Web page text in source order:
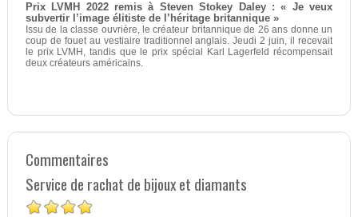
Prix LVMH 2022 remis à Steven Stokey Daley : « Je veux
subvertir l’image élitiste de l’héritage britannique »
Issu de la classe ouvrière, le créateur britannique de 26 ans donne un
coup de fouet au vestiaire traditionnel anglais. Jeudi 2 juin, il recevait
le prix LVMH, tandis que le prix spécial Karl Lagerfeld récompensait
deux créateurs américains.
Commentaires
Service de rachat de bijoux et diamants